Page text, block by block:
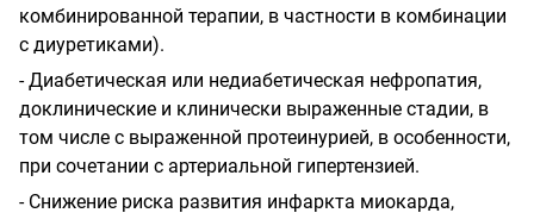
комбинированной терапии, в частности в комбинации
с диуретиками).
- Диабетическая или недиабетическая нефропатия,
доклинические и клинически выраженные стадии, в
том числе с выраженной протеинурией, в особенности,
при сочетании с артериальной гипертензией.
- Снижение риска развития инфаркта миокарда,